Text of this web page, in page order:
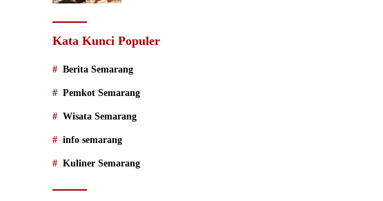
Kata Kunci Populer
Berita Semarang
Pemkot Semarang
Wisata Semarang
info semarang
Kuliner Semarang